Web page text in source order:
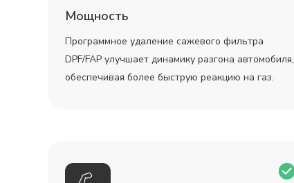
Мощность
Программное удаление сажевого фильтра
DPF/FAP улучшает динамику разгона автомобиля,
обеспечивая более быструю реакцию на газ.